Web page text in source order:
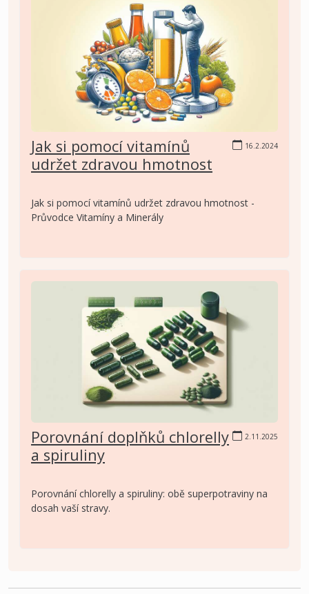
16.2.2024
Jak si pomocí vitamínů
udržet zdravou hmotnost
Jak si pomocí vitamínů udržet zdravou hmotnost -
Průvodce Vitamíny a Minerály
2.11.2025
Porovnání doplňků chlorelly
a spiruliny
Porovnání chlorelly a spiruliny: obě superpotraviny na
dosah vaší stravy.